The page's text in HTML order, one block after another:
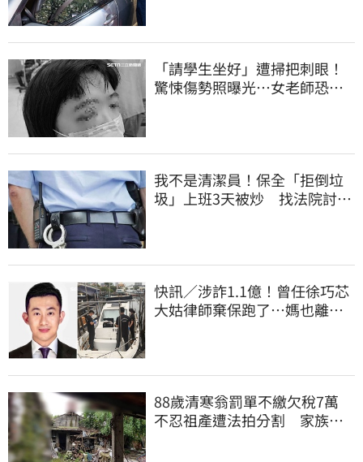
「請學生坐好」遭掃把刺眼！
驚悚傷勢照曝光…女老師恐失
我不是清潔員！保全「拒倒垃
圾」上班3天被炒 找法院討公
快訊／涉詐1.1億！曾任徐巧芯
大姑律師棄保跑了…媽也離
88歲清寒翁罰單不繳欠稅7萬
不忍祖產遭法拍分割 家族按